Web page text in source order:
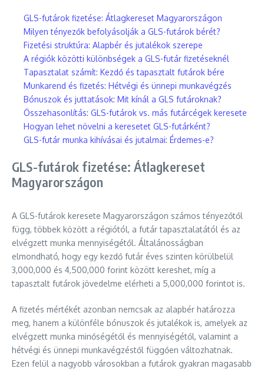
GLS-futárok fizetése: Átlagkereset Magyarországon
Milyen tényezők befolyásolják a GLS-futárok bérét?
Fizetési struktúra: Alapbér és jutalékok szerepe
A régiók közötti különbségek a GLS-futár fizetéseknél
Tapasztalat számít: Kezdő és tapasztalt futárok bére
Munkarend és fizetés: Hétvégi és ünnepi munkavégzés
Bónuszok és juttatások: Mit kínál a GLS futároknak?
Összehasonlítás: GLS-futárok vs. más futárcégek keresete
Hogyan lehet növelni a keresetet GLS-futárként?
GLS-futár munka kihívásai és jutalmai: Érdemes-e?
GLS-futárok fizetése: Átlagkereset
Magyarországon
A GLS-futárok keresete Magyarországon számos tényezőtől
függ, többek között a régiótól, a futár tapasztalatától és az
elvégzett munka mennyiségétől. Általánosságban
elmondható, hogy egy kezdő futár éves szinten körülbelül
3,000,000 és 4,500,000 forint között kereshet, míg a
tapasztalt futárok jövedelme elérheti a 5,000,000 forintot is.
A fizetés mértékét azonban nemcsak az alapbér határozza
meg, hanem a különféle bónuszok és jutalékok is, amelyek az
elvégzett munka minőségétől és mennyiségétől, valamint a
hétvégi és ünnepi munkavégzéstől függően változhatnak.
Ezen felül a nagyobb városokban a futárok gyakran magasabb